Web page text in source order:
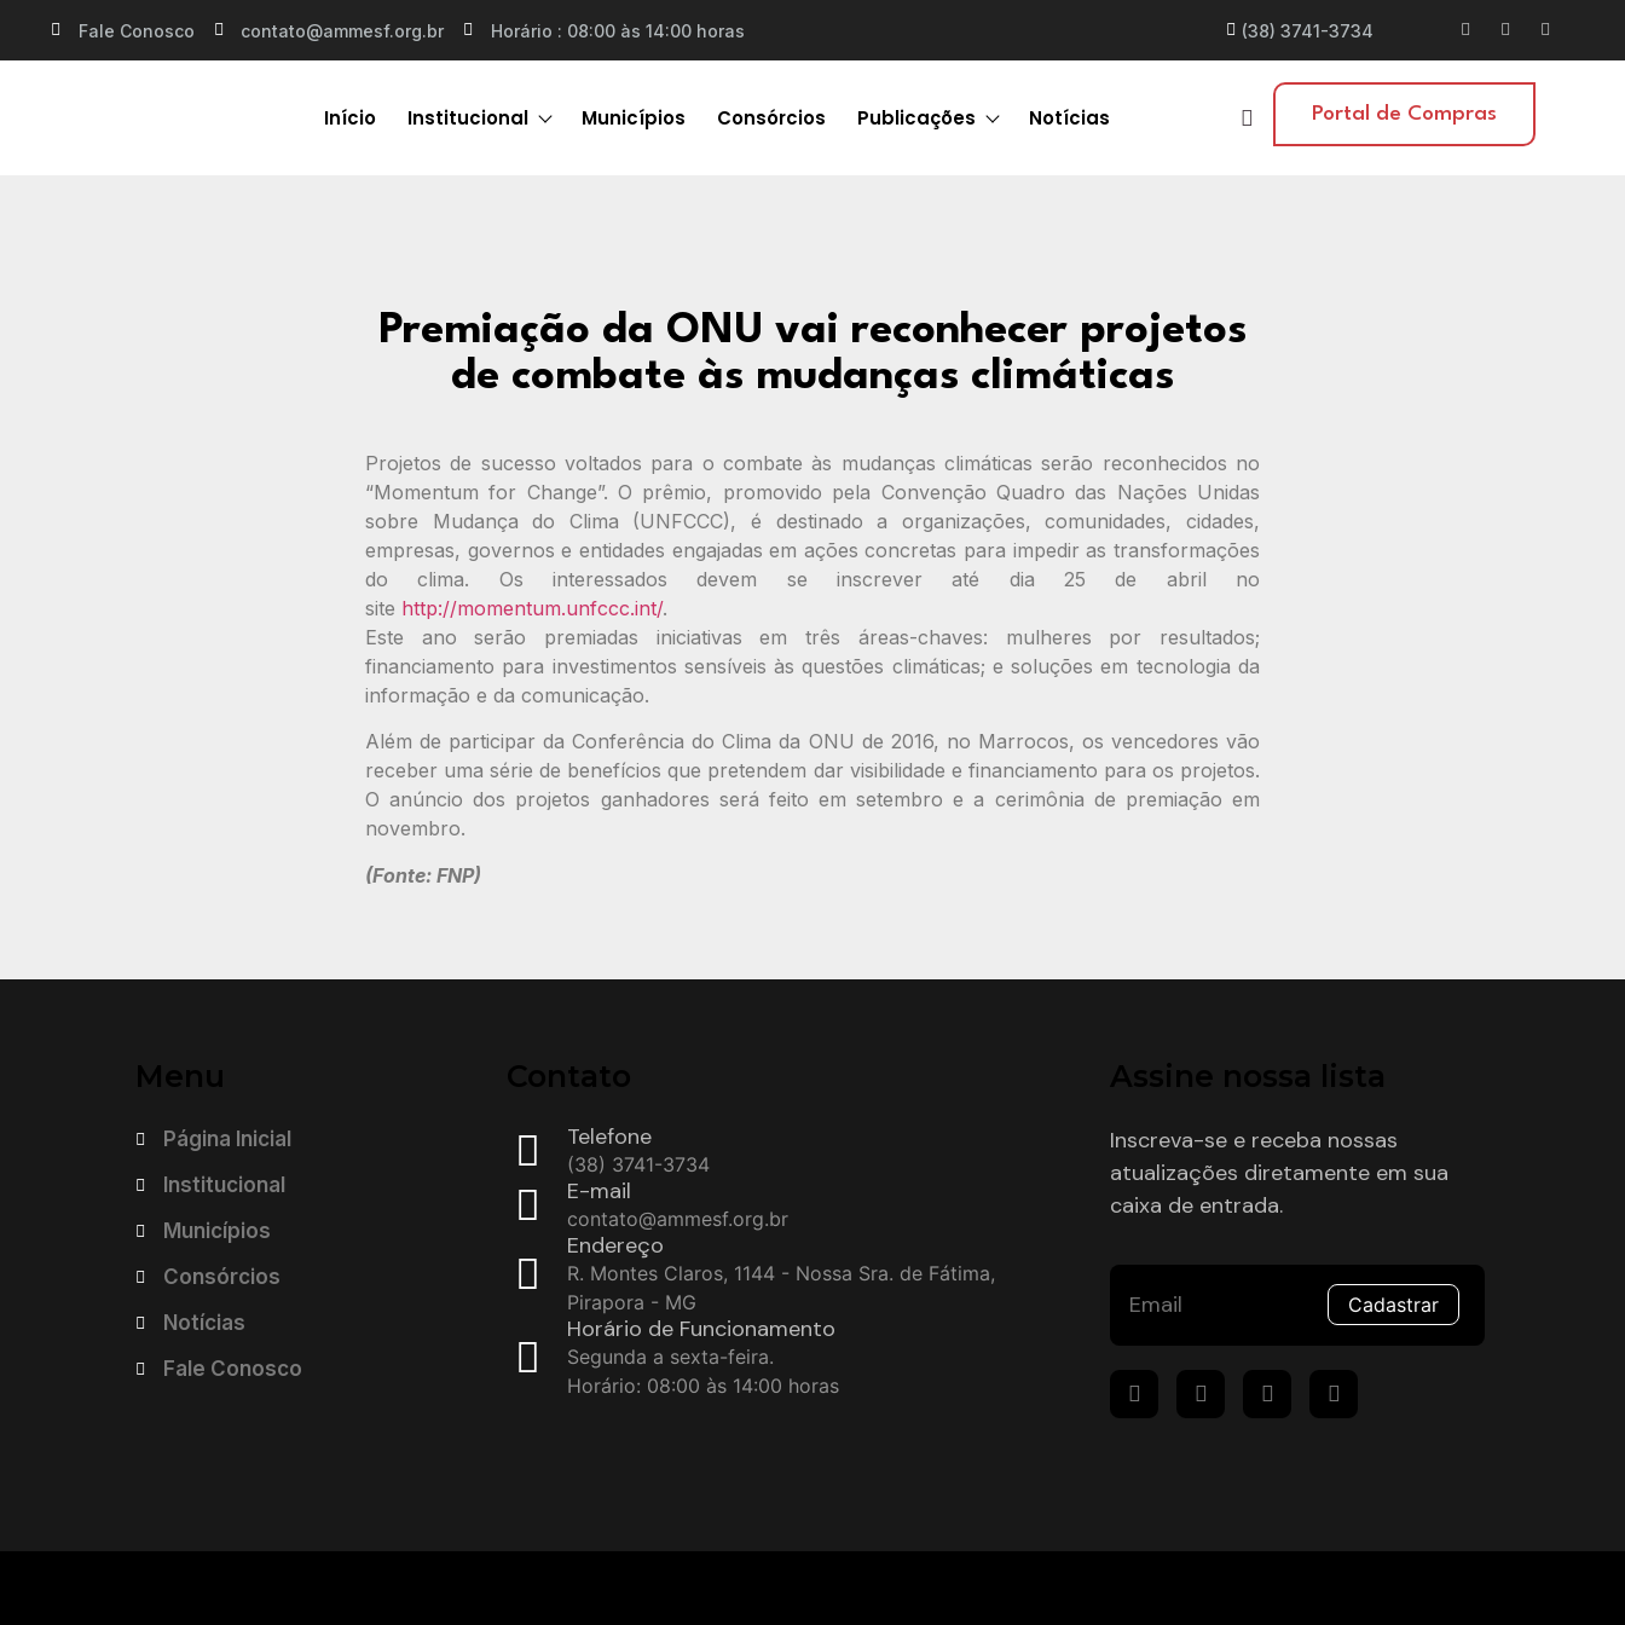
Fale Conosco contato@ammesf.org.br Horário : 08:00 às 14:00 horas (38) 3741-3734
Início Institucional Municípios Consórcios Publicações Notícias Portal de Compras
Premiação da ONU vai reconhecer projetos
de combate às mudanças climáticas
Projetos de sucesso voltados para o combate às mudanças climáticas serão reconhecidos no
“Momentum for Change”. O prêmio, promovido pela Convenção Quadro das Nações Unidas
sobre Mudança do Clima (UNFCCC), é destinado a organizações, comunidades, cidades,
empresas, governos e entidades engajadas em ações concretas para impedir as transformações
do clima. Os interessados devem se inscrever até dia 25 de abril no
site http://momentum.unfccc.int/.
Este ano serão premiadas iniciativas em três áreas-chaves: mulheres por resultados;
financiamento para investimentos sensíveis às questões climáticas; e soluções em tecnologia da
informação e da comunicação.
Além de participar da Conferência do Clima da ONU de 2016, no Marrocos, os vencedores vão
receber uma série de benefícios que pretendem dar visibilidade e financiamento para os projetos.
O anúncio dos projetos ganhadores será feito em setembro e a cerimônia de premiação em
novembro.
(Fonte: FNP)
Menu
Página Inicial
Institucional
Municípios
Consórcios
Notícias
Fale Conosco
Contato
Telefone
(38) 3741-3734
E-mail
contato@ammesf.org.br
Endereço
R. Montes Claros, 1144 - Nossa Sra. de Fátima,
Pirapora - MG
Horário de Funcionamento
Segunda a sexta-feira.
Horário: 08:00 às 14:00 horas
Assine nossa lista
Inscreva-se e receba nossas
atualizações diretamente em sua
caixa de entrada.
Cadastrar